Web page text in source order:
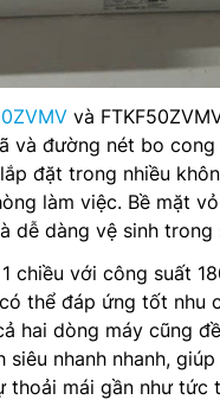
và
và đường nét bo
đặt trong nhiều
làm việc. Bề mặt
dễ dàng vệ sinh
chiều với công suất
thể đáp ứng tốt nhu
hai dòng máy cũng
nhanh nhanh,
mái gần như tức